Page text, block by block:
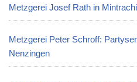
Metzgerei Josef Rath in
Metzgerei Peter Schroff:
Nenzingen